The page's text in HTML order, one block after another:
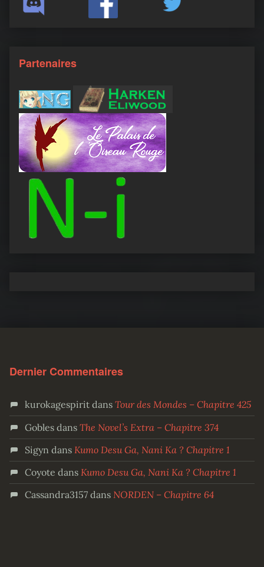
Partenaires
Dernier Commentaires
kurokagespiritdans Tour des Mondes – Chapitre 425
Goblesdans The Novel’s Extra – Chapitre 374
Sigyn dans Kumo Desu Ga, Nani Ka ? Chapitre 1
Coyote dans Kumo Desu Ga, Nani Ka ? Chapitre 1
Cassandra3157dans NORDEN – Chapitre 64